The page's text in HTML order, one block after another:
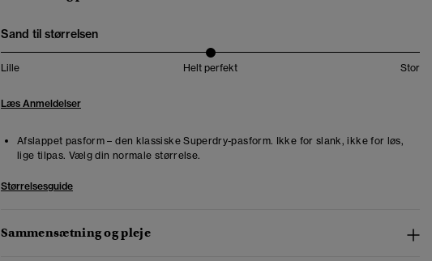
Sand til størrelsen
Lille Helt perfekt Stor
Læs Anmeldelser
Afslappet pasform – den klassiske Superdry-pasform. Ikke for slank, ikke for løs,
lige tilpas. Vælg din normale størrelse.
Størrelsesguide
Sammensætning og pleje